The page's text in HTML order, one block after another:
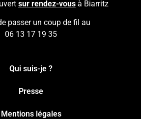
sur rendez-vous à Biarritz
passer un coup de fil au
06 13 17 19 35
Qui suis-je ?
Presse
Mentions légales